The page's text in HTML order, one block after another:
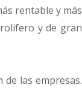
rentable y más
y de gran
las empresas.